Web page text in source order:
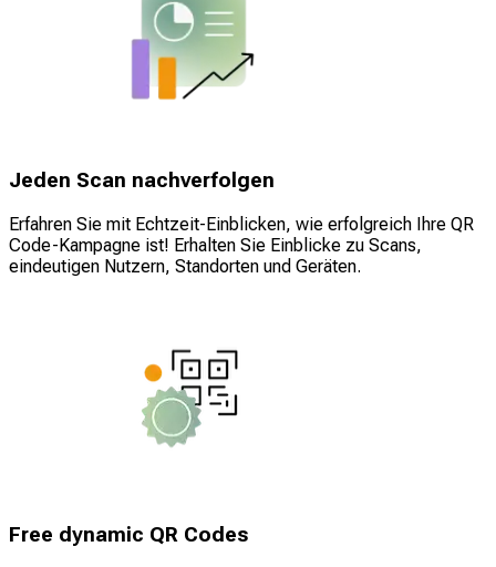
Jeden Scan nachverfolgen
Erfahren Sie mit Echtzeit-Einblicken, wie erfolgreich Ihre QR
Code-Kampagne ist! Erhalten Sie Einblicke zu Scans,
eindeutigen Nutzern, Standorten und Geräten.
Free dynamic QR Codes